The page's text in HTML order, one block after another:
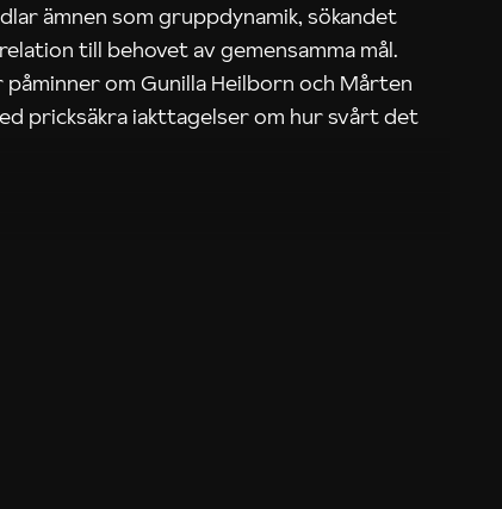
ämnen som gruppdynamik, sökandet
till behovet av gemensamma mål.
om Gunilla Heilborn och Mårten
pricksäkra iakttagelser om hur svårt det